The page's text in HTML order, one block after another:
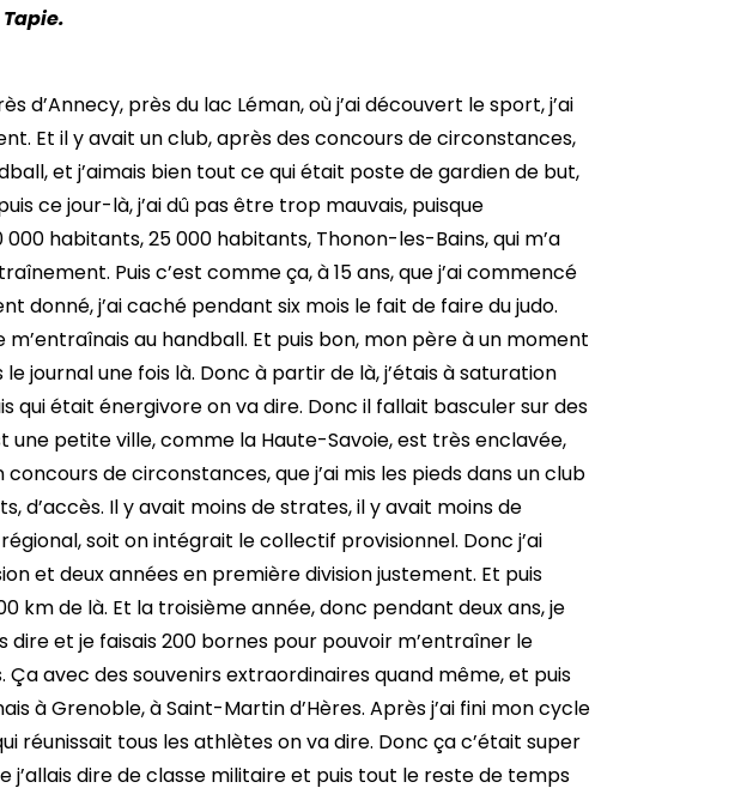
passé après, et avec un plan fédéral pour qu’on se qualifie d’abord dans un premier temps en 90 pour un mondial A, parce qu’il y avait trois catégories de mondiaux A,B,C, et quand on est passé donc en mondial A, on a eu la chance d’être aux Jeux Olympiques en 92. Et ça veut dire que conjointement, on avait une quantité d’entraînement qui était vraiment extravagante, qui était très très importante avec Daniel Costantini. La préparation de Barcelone, on l’a fait à Banyuls, dans un centre de vacances, au milieu de tous les touristes. Et ça, c’est des souvenirs qui sont super aussi. On a fait une préparation, pareil, dans un centre de vacances à Istres, où on s’entraînait comme des malades, pratiquement 6 heures par jour, 6-8 heures par jour. Donc à la fois l’avènement, d’un club comme Créteil, avec Tapie, avec tous les moyens nécessaires, avec un confort extraordinaire pour s’exprimer. Bon, sur le plan matériel, tout simplement, comme j’ai dit, on avait le Palais des Sports de Créteil, qui est le même actuellement, encore et qui était complètement à notre disposition, le centre de mise en forme juste à côté, tout le confort pour pouvoir s’entraîner comme on voulait, le jet privé du frère de Bernard Tapie pour aller faire un stage en Allemagne et pour être à l’heure pour jouer Villeurbanne le week-end en championnat. Là-dessus, c’était des conditions qui étaient énormes. Et en plus, avec une somme de matchs incroyables, puisqu’on a fait plus d’une centaine de matchs à Mi-cou en compétition avec Daniel Costantini, notamment contre des super nations, donc l’écart s’est réduit, bien entendu. Ce qui devait arriver est arrivé quand même, c’est-à-dire qu’on a réussi à se qualifier pour le mondial en 90 et qui a débouché aussi sur une qualification aux Jeux Olympiques en 92. Donc c’était vraiment le gros départ de toute l’aventure qui a suivi, puisque nous on était au départ, donc on a connu les méandres encore une fois, les stages au fin fond de la Bulgarie dans une salle qui n’était pas chauffée, les hôtels sous-étoilés, et c’est là que l’avènement des bronzés dans un premier temps, ce qu’on a appelé les bronzés, puis ensuite les Barjots est arrivé. Que quand vous mettez 20 Gugus dans un VVF à Istres avec une télé dans une salle, etc, et bah à défaut d’être dans le confort, ça solidifie un groupe et on a des souvenirs qui sont extraordinaires. Le fait de se retrouver comme ça, et pour rien au monde, vous pourrez interroger n’importe quel gars qui a été un Barjot, ce qu’on appelle donc cette génération-là, les Stoecklin, les Munier, les Gardent, les Volle, les Perreux, etc., etc., les Portes. Ils vous diront que pour rien au monde, ils échangeraient un palace cinq étoiles contre les souvenirs qu’on a eus ou je vous dit, sur des lits jumeaux à Istres avec une piste d’athlétisme juste devant nous et des stages à rallonges. Donc ça, c’est des super souvenirs. C’est toute une génération, donc c’était des Philippe Médard, c’était Philippe Debureau, c’était, comme je vous l’ai dit, bon, il y en a qui ont continué un peu plus, bien entendu. Volle, Gardent, Perreux, Munier, Lathoud, Stoecklin, voilà tous ces gens-là, qui ont été les précurseurs. Alors bon, l’histoire des barjots c’est effectivement, c’était un ensemble de joueurs, de gars complètement déjantés. Encore qu’il y en avait qui étaient bien entendu plus barjots que d’autres. Ce qu’il faut savoir c’est que bon, des gens qui aimaient bien la fête, mais une fois que les compétitions étaient finies, parce qu’on est certainement au jour d’aujourd’hui les handballeurs qui se sont le plus entraînés au monde, je vais dire presque, et que sous des rapports un petit peu fantasques entre guillemets, il y avait une quantité de travail qui a été extraordinaire. Donc le style de stage par exemple avec Daniel Costantini, c’était à Istres, c’était lever, avant le petit déjeuner où vous faisiez une heure de dojo de judo avec des pompes, des abdos, des tas de trucs comme ça. Ensuite on allait déjeuner, ensuite il y avait séance de muscu, séance de piste, et puis on terminait par exemple sur une heure de shoot de tir, ça c’est pour la matinée, sieste crapuleuse bien entendu, entraînement à Istres, donc dans un autre gymnase de 16h à 18h, et le soir match d’entraînement. Donc vous imaginez bien dans l’état où on était, mais bon ça nous a forgés. Et puis s